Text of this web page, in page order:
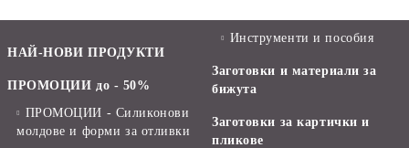
НАЙ-НОВИ ПРОДУКТИ
ПРОМОЦИИ до - 50%
ПРОМОЦИИ - Силиконови
молдове и форми за отливки
Инструменти и пособия
Заготовки и материали за
бижута
Заготовки за картички и
пликове